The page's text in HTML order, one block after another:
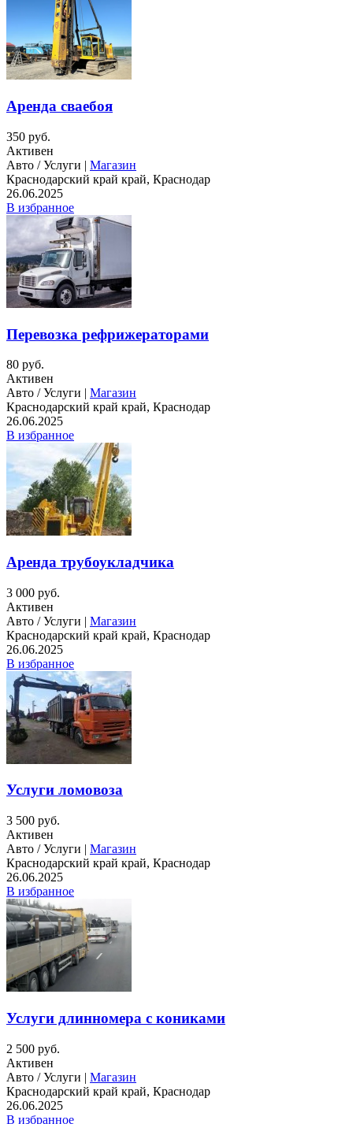
Аренда сваебоя
350 руб.
Активен
Авто / Услуги | Магазин
Краснодарский край край, Краснодар
26.06.2025
В избранное
Перевозка рефрижераторами
80 руб.
Активен
Авто / Услуги | Магазин
Краснодарский край край, Краснодар
26.06.2025
В избранное
Аренда трубоукладчика
3 000 руб.
Активен
Авто / Услуги | Магазин
Краснодарский край край, Краснодар
26.06.2025
В избранное
Услуги ломовоза
3 500 руб.
Активен
Авто / Услуги | Магазин
Краснодарский край край, Краснодар
26.06.2025
В избранное
Услуги длинномера с кониками
2 500 руб.
Активен
Авто / Услуги | Магазин
Краснодарский край край, Краснодар
26.06.2025
В избранное